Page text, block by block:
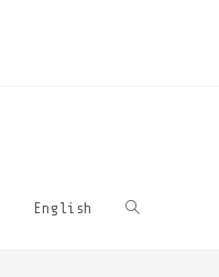
English